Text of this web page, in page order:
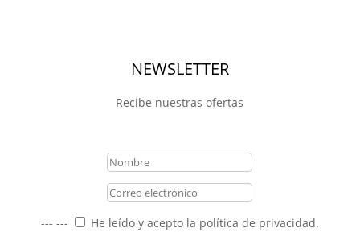
NEWSLETTER
Recibe nuestras ofertas
--- ---
He leído y acepto la política de privacidad.